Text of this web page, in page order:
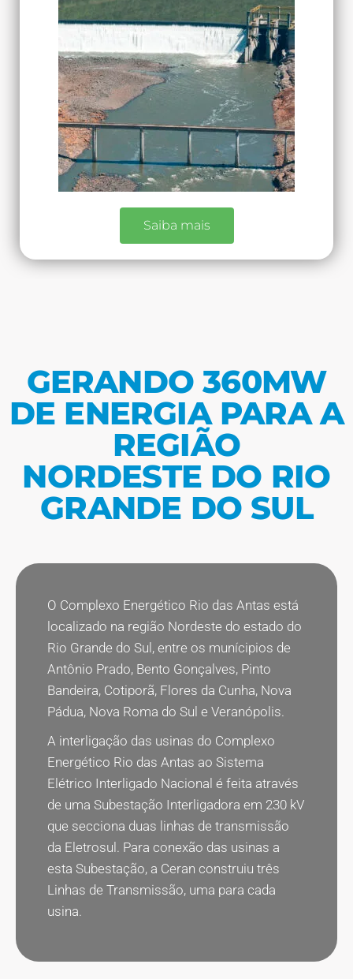
Saiba mais
GERANDO 360MW
DE ENERGIA PARA A
REGIÃO
NORDESTE DO RIO
GRANDE DO SUL
O Complexo Energético Rio das Antas está
localizado na região Nordeste do estado do
Rio Grande do Sul, entre os munícipios de
Antônio Prado, Bento Gonçalves, Pinto
Bandeira, Cotiporã, Flores da Cunha, Nova
Pádua, Nova Roma do Sul e Veranópolis.
A interligação das usinas do Complexo
Energético Rio das Antas ao Sistema
Elétrico Interligado Nacional é feita através
de uma Subestação Interligadora em 230 kV
que secciona duas linhas de transmissão
da Eletrosul. Para conexão das usinas a
esta Subestação, a Ceran construiu três
Linhas de Transmissão, uma para cada
usina.